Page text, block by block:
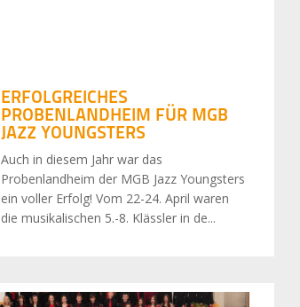
ERFOLGREICHES
PROBENLANDHEIM FÜR MGB
JAZZ YOUNGSTERS
Auch in diesem Jahr war das
Probenlandheim der MGB Jazz Youngsters
ein voller Erfolg! Vom 22-24. April waren
die musikalischen 5.-8. Klässler in de...